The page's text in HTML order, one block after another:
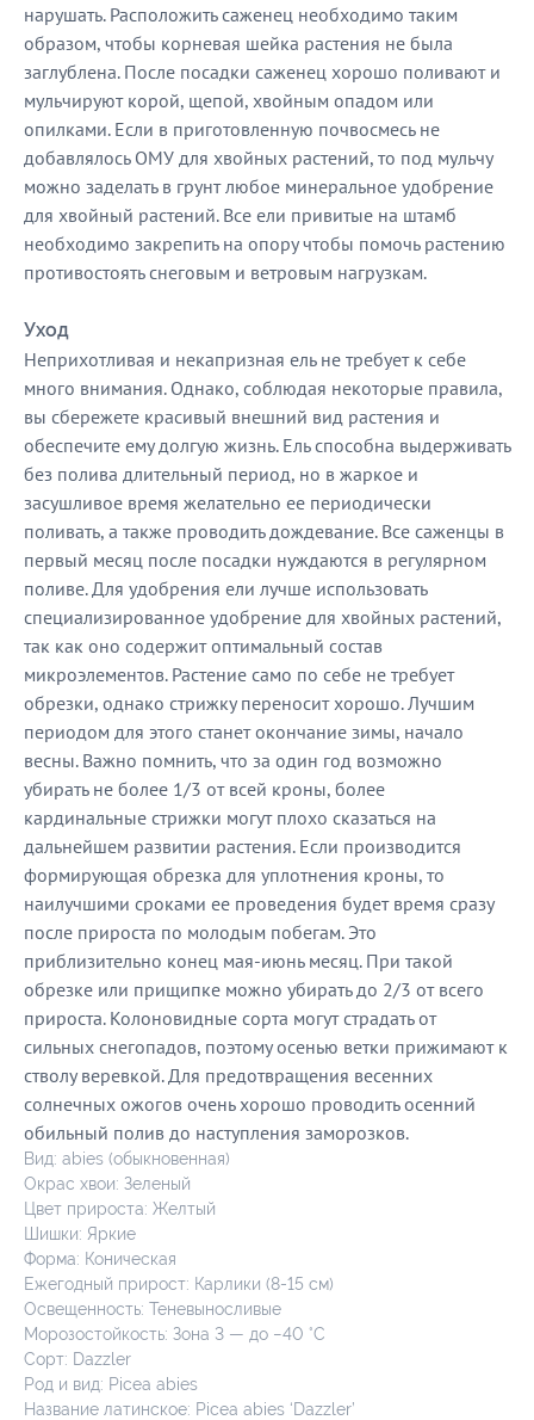
нарушать. Расположить саженец необходимо таким
образом, чтобы корневая шейка растения не была
заглублена. После посадки саженец хорошо поливают и
мульчируют корой, щепой, хвойным опадом или
опилками. Если в приготовленную почвосмесь не
добавлялось ОМУ для хвойных растений, то под мульчу
можно заделать в грунт любое минеральное удобрение
для хвойный растений. Все ели привитые на штамб
необходимо закрепить на опору чтобы помочь растению
противостоять снеговым и ветровым нагрузкам.
Уход
Неприхотливая и некапризная ель не требует к себе
много внимания. Однако, соблюдая некоторые правила,
вы сбережете красивый внешний вид растения и
обеспечите ему долгую жизнь. Ель способна выдерживать
без полива длительный период, но в жаркое и
засушливое время желательно ее периодически
поливать, а также проводить дождевание. Все саженцы в
первый месяц после посадки нуждаются в регулярном
поливе. Для удобрения ели лучше использовать
специализированное удобрение для хвойных растений,
так как оно содержит оптимальный состав
микроэлементов. Растение само по себе не требует
обрезки, однако стрижку переносит хорошо. Лучшим
периодом для этого станет окончание зимы, начало
весны. Важно помнить, что за один год возможно
убирать не более 1/3 от всей кроны, более
кардинальные стрижки могут плохо сказаться на
дальнейшем развитии растения. Если производится
формирующая обрезка для уплотнения кроны, то
наилучшими сроками ее проведения будет время сразу
после прироста по молодым побегам. Это
приблизительно конец мая-июнь месяц. При такой
обрезке или прищипке можно убирать до 2/3 от всего
прироста. Колоновидные сорта могут страдать от
сильных снегопадов, поэтому осенью ветки прижимают к
стволу веревкой. Для предотвращения весенних
солнечных ожогов очень хорошо проводить осенний
обильный полив до наступления заморозков.
Вид: abies (обыкновенная)
Окрас хвои: Зеленый
Цвет прироста: Желтый
Шишки: Яркие
Форма: Коническая
Ежегодный прирост: Карлики (8-15 см)
Освещенность: Теневыносливые
Морозостойкость: Зона 3 — до −40 °C
Сорт: Dazzler
Род и вид: Picea abies
Название латинское: Picea abies ‘Dazzler’